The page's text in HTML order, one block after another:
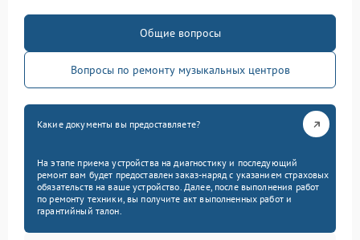
Общие вопросы
Вопросы по ремонту музыкальных центров
Какие документы вы предоставляете?
На этапе приема устройства на диагностику и последующий
ремонт вам будет предоставлен заказ-наряд с указанием страховых
обязательств на ваше устройство. Далее, после выполнения работ
по ремонту техники, вы получите акт выполненных работ и
гарантийный талон.